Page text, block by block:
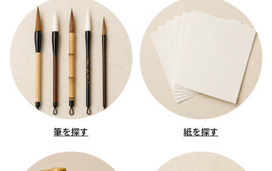
筆を探す 紙を探す